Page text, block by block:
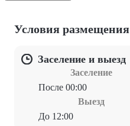
Условия размещения
Заселение и выезд
Заселение
После 00:00
Выезд
До 12:00